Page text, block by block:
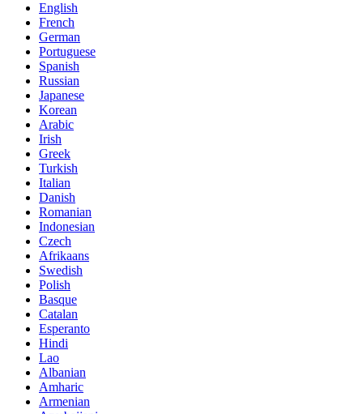
English
French
German
Portuguese
Spanish
Russian
Japanese
Korean
Arabic
Irish
Greek
Turkish
Italian
Danish
Romanian
Indonesian
Czech
Afrikaans
Swedish
Polish
Basque
Catalan
Esperanto
Hindi
Lao
Albanian
Amharic
Armenian